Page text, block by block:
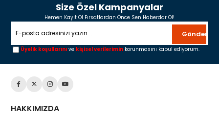
Size Özel Kampanyalar
Hemen Kayıt Ol Fırsatlardan Önce Sen Haberdar Ol!
Gönder
Üyelik koşullarını ve kişisel verilerimin korunmasını kabul ediyorum.
HAKKIMIZDA